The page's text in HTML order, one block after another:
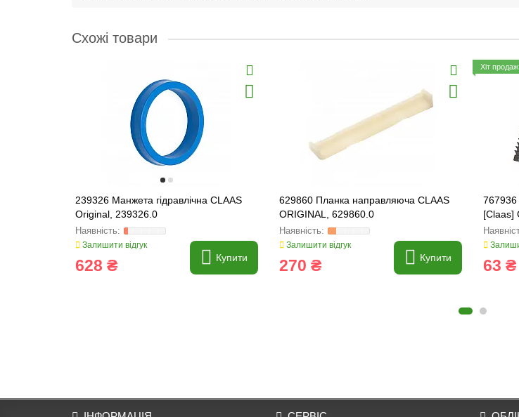
Схожі товари
239326 Манжета гідравлічна CLAAS
Original, 239326.0
Залишити відгук
628 ₴ Купити
629860 Планка направляюча CLAAS
ORIGINAL, 629860.0
Залишити відгук
270 ₴ Купити
Хіт продаж
767936
[Claas]
63 ₴